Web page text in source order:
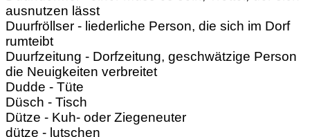
ausnutzen lässt
Duurfröllser - liederliche Person, die sich im Dorf
rumteibt
Duurfzeitung - Dorfzeitung, geschwätzige Person
die Neuigkeiten verbreitet
Dudde - Tüte
Düsch - Tisch
Dütze - Kuh- oder Ziegeneuter
dütze - lutschen